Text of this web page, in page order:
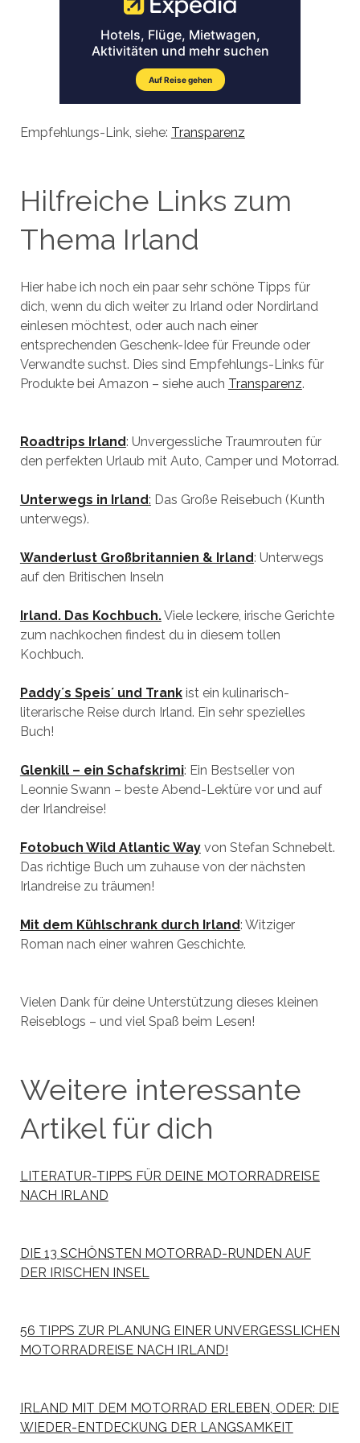
Empfehlungs-Link, siehe: Transparenz
Hilfreiche Links zum
Thema Irland
Hier habe ich noch ein paar sehr schöne Tipps für
dich, wenn du dich weiter zu Irland oder Nordirland
einlesen möchtest, oder auch nach einer
entsprechenden Geschenk-Idee für Freunde oder
Verwandte suchst. Dies sind Empfehlungs-Links für
Produkte bei Amazon – siehe auch Transparenz.
Roadtrips Irland: Unvergessliche Traumrouten für
den perfekten Urlaub mit Auto, Camper und Motorrad.
Unterwegs in Irland: Das Große Reisebuch (Kunth
unterwegs).
Wanderlust Großbritannien & Irland: Unterwegs
auf den Britischen Inseln
Irland. Das Kochbuch.Viele leckere, irische Gerichte
zum nachkochen findest du in diesem tollen
Kochbuch.
Paddy´s Speis´ und Trankist ein kulinarisch-
literarische Reise durch Irland. Ein sehr spezielles
Buch!
Glenkill – ein Schafskrimi: Ein Bestseller von
Leonnie Swann – beste Abend-Lektüre vor und auf
der Irlandreise!
Fotobuch Wild Atlantic Wayvon Stefan Schnebelt.
Das richtige Buch um zuhause von der nächsten
Irlandreise zu träumen!
Mit dem Kühlschrank durch Irland: Witziger
Roman nach einer wahren Geschichte.
Vielen Dank für deine Unterstützung dieses kleinen
Reiseblogs – und viel Spaß beim Lesen!
Weitere interessante
Artikel für dich
LITERATUR-TIPPS FÜR DEINE MOTORRADREISE
NACH IRLAND
DIE 13 SCHÖNSTEN MOTORRAD-RUNDEN AUF
DER IRISCHEN INSEL
56 TIPPS ZUR PLANUNG EINER UNVERGESSLICHEN
MOTORRADREISE NACH IRLAND!
IRLAND MIT DEM MOTORRAD ERLEBEN, ODER: DIE
WIEDER-ENTDECKUNG DER LANGSAMKEIT